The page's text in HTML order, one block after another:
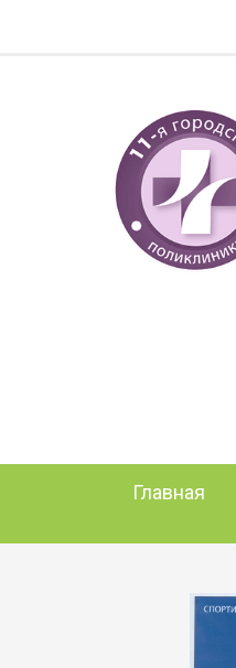
Главная